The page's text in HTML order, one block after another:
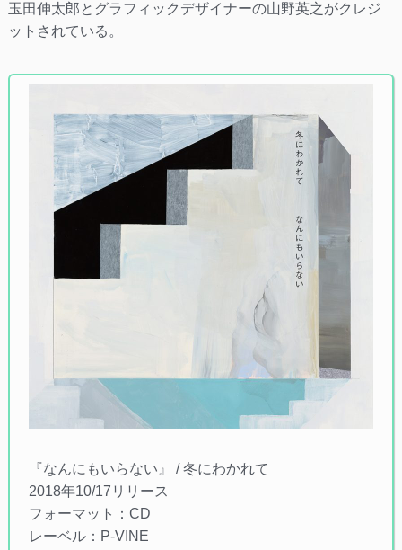
玉田伸太郎とグラフィックデザイナーの山野英之がクレジ
ットされている。
『なんにもいらない』 / 冬にわかれて
2018年10/17リリース
フォーマット：CD
レーベル：P-VINE